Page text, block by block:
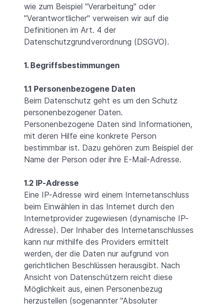
wie zum Beispiel "Verarbeitung" oder
"Verantwortlicher" verweisen wir auf die
Definitionen im Art. 4 der
Datenschutzgrundverordnung (DSGVO).
1. Begriffsbestimmungen
1.1 Personenbezogene Daten
Beim Datenschutz geht es um den Schutz
personenbezogener Daten.
Personenbezogene Daten sind Informationen,
mit deren Hilfe eine konkrete Person
bestimmbar ist. Dazu gehören zum Beispiel der
Name der Person oder ihre E-Mail-Adresse.
1.2 IP-Adresse
Eine IP-Adresse wird einem Internetanschluss
beim Einwählen in das Internet durch den
Internetprovider zugewiesen (dynamische IP-
Adresse). Der Inhaber des Internetanschlusses
kann nur mithilfe des Providers ermittelt
werden, der die Daten nur aufgrund von
gerichtlichen Beschlüssen herausgibt. Nach
Ansicht von Datenschützern reicht diese
Möglichkeit aus, einen Personenbezug
herzustellen (sogenannter "Absoluter